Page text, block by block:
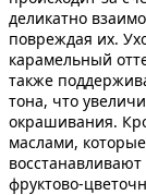
деликатно
повреждая их.
карамельный
также
тона, что
окрашивания.
маслами,
фруктово-